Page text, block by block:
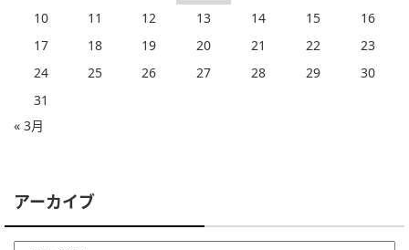
10
11 12 13 14 15
16
17
18 19 20 21 22
23
24
25 26 27 28 29
30
31
« 3月
アーカイブ